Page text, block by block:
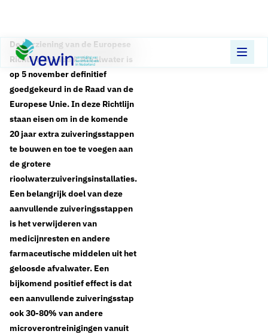
Direct naar content
Terug naar de startpagina
De herziening van de Europese
Richtlijn Stedelijk Afvalwater is
op 5 november definitief
goedgekeurd in de Raad van de
Europese Unie. In deze Richtlijn
staan eisen om in de komende
20 jaar extra zuiveringsstappen
te bouwen en toe te voegen aan
de grotere
rioolwaterzuiveringsinstallaties.
Een belangrijk doel van deze
aanvullende zuiveringsstappen
is het verwijderen van
medicijnresten en andere
farmaceutische middelen uit het
geloosde afvalwater. Een
bijkomend positief effect is dat
een aanvullende zuiveringsstap
ook 30-80% van andere
microverontreinigingen vanuit